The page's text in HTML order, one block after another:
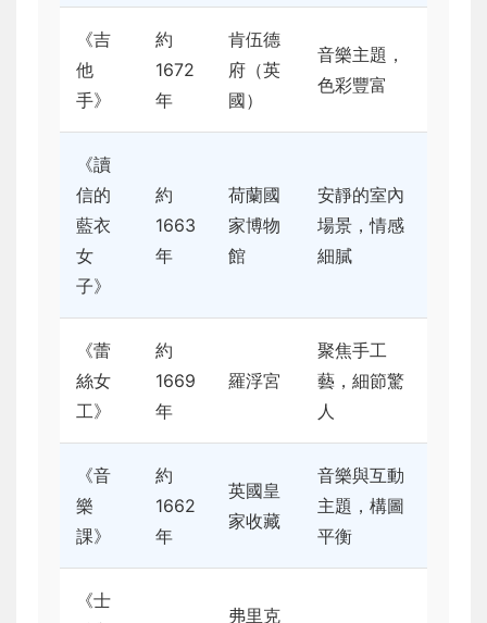
《吉
他
手》
約
1672
年
肯伍德
府（英
國）
音樂主題，
色彩豐富
《讀
信的
藍衣
女
子》
約
1663
年
荷蘭國
家博物
館
安靜的室內
場景，情感
細膩
《蕾
絲女
工》
約
1669
年
羅浮宮
聚焦手工
藝，細節驚
人
《音
樂
課》
約
1662
年
英國皇
家收藏
音樂與互動
主題，構圖
平衡
《士
弗里克